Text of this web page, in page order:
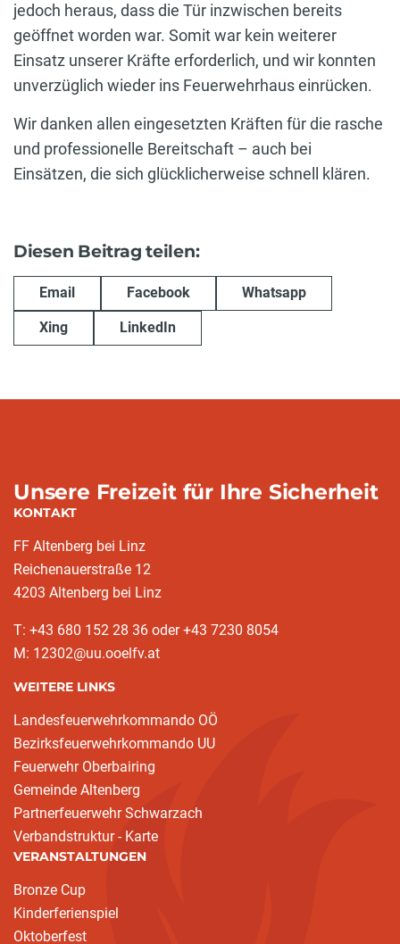
jedoch heraus, dass die Tür inzwischen bereits
geöffnet worden war. Somit war kein weiterer
Einsatz unserer Kräfte erforderlich, und wir konnten
unverzüglich wieder ins Feuerwehrhaus einrücken.
Wir danken allen eingesetzten Kräften für die rasche
und professionelle Bereitschaft – auch bei
Einsätzen, die sich glücklicherweise schnell klären.
Diesen Beitrag teilen:
Email Facebook Whatsapp
Xing LinkedIn
Unsere Freizeit für Ihre Sicherheit
KONTAKT
FF Altenberg bei Linz
Reichenauerstraße 12
4203 Altenberg bei Linz
T: +43 680 152 28 36 oder +43 7230 8054
M: 12302@uu.ooelfv.at
WEITERE LINKS
Landesfeuerwehrkommando OÖ
Bezirksfeuerwehrkommando UU
Feuerwehr Oberbairing
Gemeinde Altenberg
Partnerfeuerwehr Schwarzach
Verbandstruktur - Karte
VERANSTALTUNGEN
Bronze Cup
Kinderferienspiel
Oktoberfest